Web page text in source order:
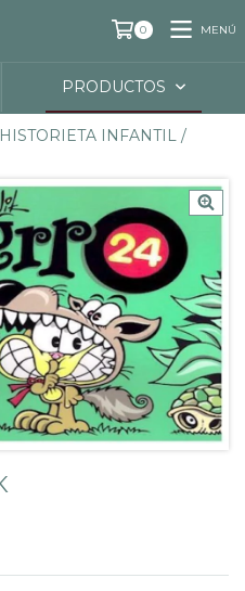
0 MENÚ
PRODUCTOS
HISTORIETA INFANTIL /